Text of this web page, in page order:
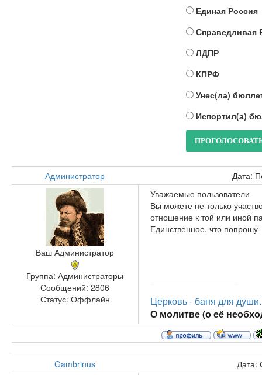
Единая Россия
Справедливая
ЛДПР
КПРФ
Унес(ла)
Испортил(а)
Администратор Дата:
Ваш Администратор
Группа: Администраторы
Сообщений: 2806
Статус: Оффлайн
Уважаемые пользователи
Вы можете не только
отношение к той или иной
Единственное, что
Церковь - баня для
О молитве (о её
Gambrinus Дата: